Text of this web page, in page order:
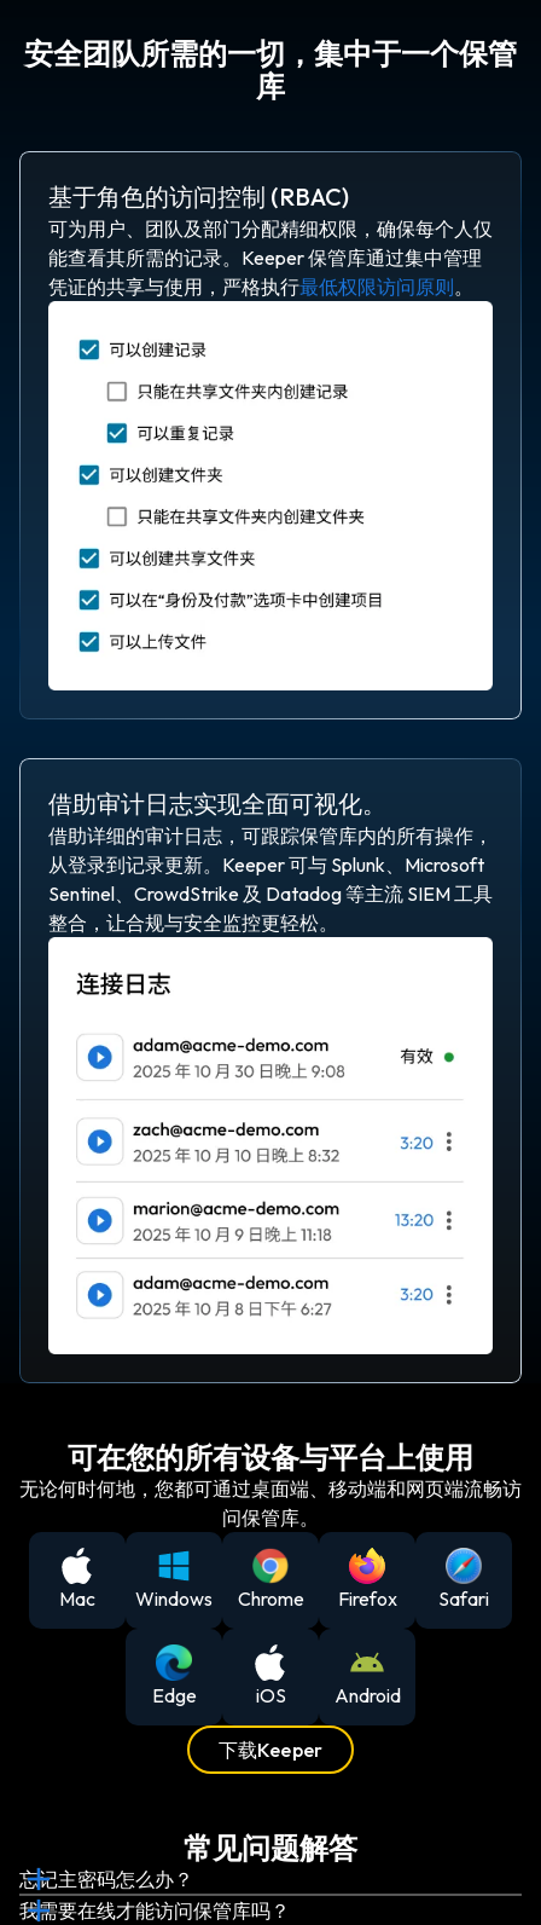
安全团队所需的一切，集中于一个保管
库
基于角色的访问控制 (RBAC)
可为用户、团队及部门分配精细权限，确保每个人仅
能查看其所需的记录。Keeper 保管库通过集中管理
凭证的共享与使用，严格执行最低权限访问原则。
借助审计日志实现全面可视化。
借助详细的审计日志，可跟踪保管库内的所有操作，
从登录到记录更新。Keeper 可与 Splunk、Microsoft
Sentinel、CrowdStrike 及 Datadog 等主流 SIEM 工具
整合，让合规与安全监控更轻松。
可在您的所有设备与平台上使用
无论何时何地，您都可通过桌面端、移动端和网页端流畅访
问保管库。
Mac Windows Chrome Firefox Safari
Edge iOS Android
下载Keeper
常见问题解答
忘记主密码怎么办？
我需要在线才能访问保管库吗？